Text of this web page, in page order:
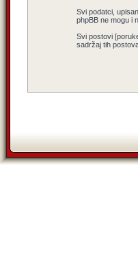
Svi podatci,
phpBB ne mogu i
Svi postovi
sadržaj tih